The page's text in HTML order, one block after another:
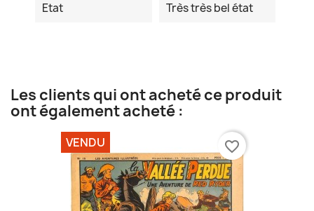
Etat Très très bel état
Les clients qui ont acheté ce produit
ont également acheté :
VENDU favorite_border